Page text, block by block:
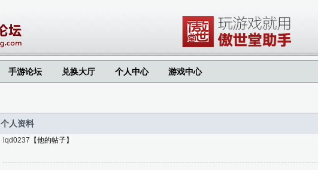
手游论坛 兑换大厅 个人中心 游戏中心
个人资料
lqd0237 【他的帖子】